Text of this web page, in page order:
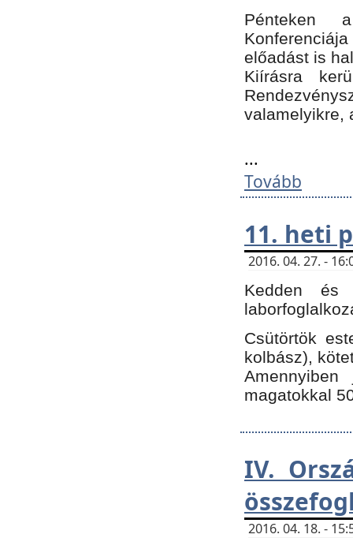
Pénteken
előadást is
Kiírásra
valamelyikre,
...
Tovább
11. heti
2016. 04. 27. -
Kedden és
Csütörtök
kolbász),
Amennyiben
magatokkal
IV.
2016. 04. 18. -